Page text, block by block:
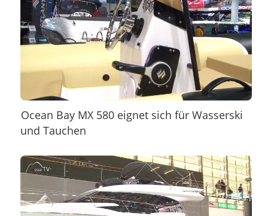
Ocean Bay MX 580 eignet sich für Wasserski
und Tauchen